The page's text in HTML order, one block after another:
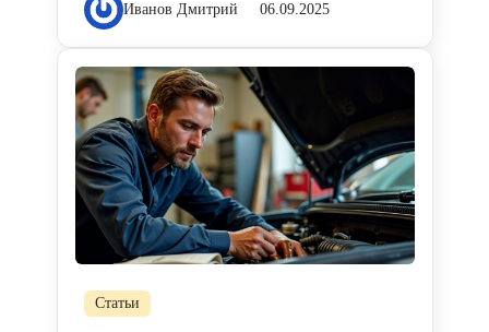
Иванов Дмитрий 06.09.2025
Статьи